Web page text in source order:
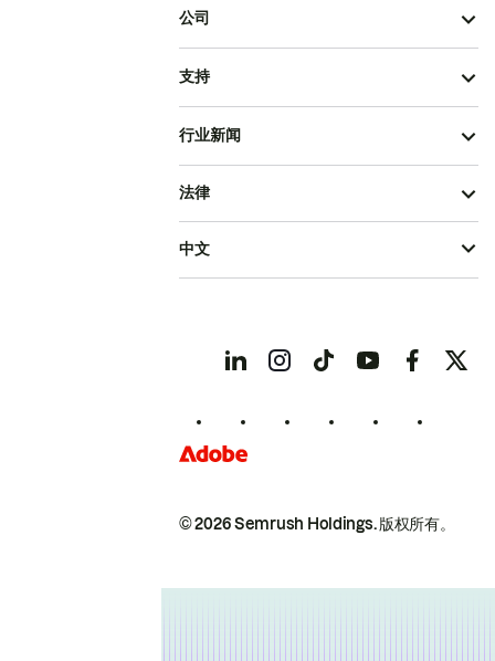
公司
支持
行业新闻
© 2026 Semrush Holdings.版权所有。
法律
中文